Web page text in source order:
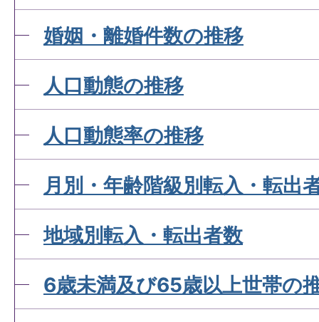
婚姻・離婚件数の推移
人口動態の推移
人口動態率の推移
月別・年齢階級別転入・転出
地域別転入・転出者数
6歳未満及び65歳以上世帯の